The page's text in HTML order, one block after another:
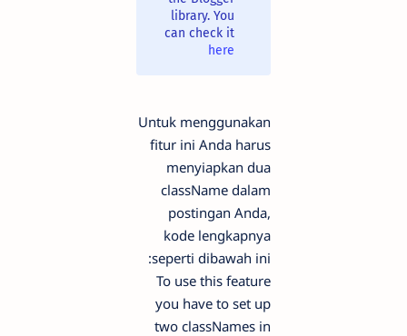
library. You
can check it
here
Untuk menggunakan
fitur ini Anda harus
menyiapkan dua
className dalam
postingan Anda,
kode lengkapnya
seperti dibawah ini:
To use this feature
you have to set up
two classNames in